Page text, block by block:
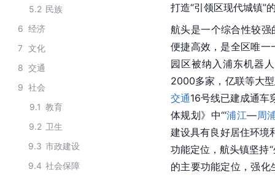
5.2 民族
6 经济
7 文化
8 交通
9 社会
9.1 教育
9.2 卫生
9.3 市政建设
9.4 社会保障
打造“引领区现代城镇”
航头是一个综合性较强
便捷高效，是全区唯一
园区被纳入浦东机器
2000多家，亿联等大
交通16号线已建成通车
体规划》中“‘浦江—周
建设具有良好居住环境
功能定位，航头镇坚持
的主要功能定位，强